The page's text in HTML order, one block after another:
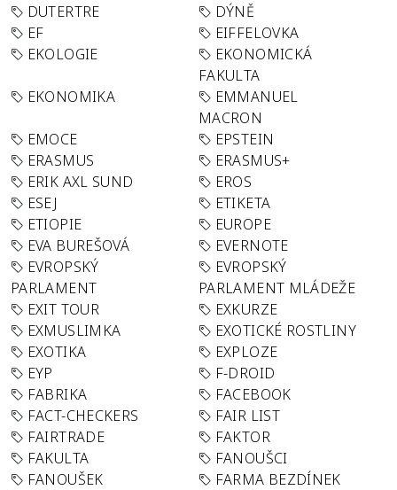
DUTERTRE
DÝNĚ
EF
EIFFELOVKA
EKOLOGIE
EKONOMICKÁ
FAKULTA
EKONOMIKA
EMMANUEL
MACRON
EMOCE
EPSTEIN
ERASMUS
ERASMUS+
ERIK AXL SUND
EROS
ESEJ
ETIKETA
ETIOPIE
EUROPE
EVA BUREŠOVÁ
EVERNOTE
EVROPSKÝ
PARLAMENT
EVROPSKÝ
PARLAMENT MLÁDEŽE
EXIT TOUR
EXKURZE
EXMUSLIMKA
EXOTICKÉ ROSTLINY
EXOTIKA
EXPLOZE
EYP
F-DROID
FABRIKA
FACEBOOK
FACT-CHECKERS
FAIR LIST
FAIRTRADE
FAKTOR
FAKULTA
FANOUŠCI
FANOUŠEK
FARMA BEZDÍNEK